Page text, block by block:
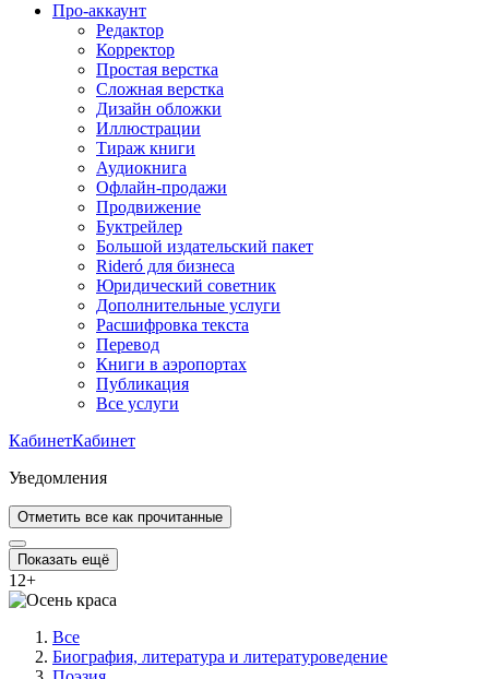
Про-аккаунт
Редактор
Корректор
Простая верстка
Сложная верстка
Дизайн обложки
Иллюстрации
Тираж книги
Аудиокнига
Офлайн-продажи
Продвижение
Буктрейлер
Большой издательский пакет
Rideró для бизнеса
Юридический советник
Дополнительные услуги
Расшифровка текста
Перевод
Книги в аэропортах
Публикация
Все услуги
КабинетКабинет
Уведомления
Отметить все как прочитанные
Показать ещё
12+
Все
Биография, литература и литературоведение